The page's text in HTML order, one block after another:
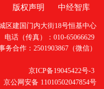
版权声明 中经智库
区建国门内大街18号恒基中心
电话（传真）：010-65066629
务合作：2501903867（微信）
京ICP备19045422号-3
京公网安备 11010502047854号